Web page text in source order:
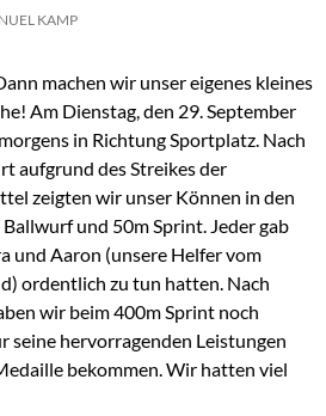
KAMP
machen wir unser eigenes kleines
Am Dienstag, den 29. September
in Richtung Sportplatz. Nach
aufgrund des Streikes der
zeigten wir unser Können in den
und 50m Sprint. Jeder gab
und Aaron (unsere Helfer vom
ordentlich zu tun hatten. Nach
wir beim 400m Sprint noch
seine hervorragenden Leistungen
bekommen. Wir hatten viel